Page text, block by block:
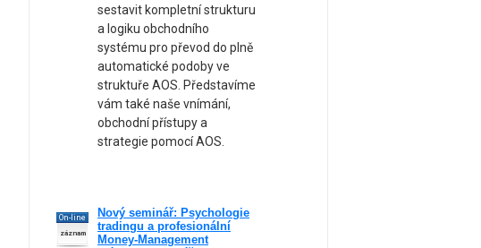
sestavit kompletní strukturu
a logiku obchodního
systému pro převod do plně
automatické podoby ve
struktuře AOS. Představíme
vám také naše vnímání,
obchodní přístupy a
strategie pomocí AOS.
On-line
záznam
Nový seminář: Psychologie
tradingu a profesionální
Money-Management